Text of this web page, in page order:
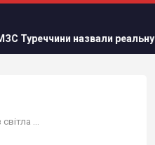
реальну умову